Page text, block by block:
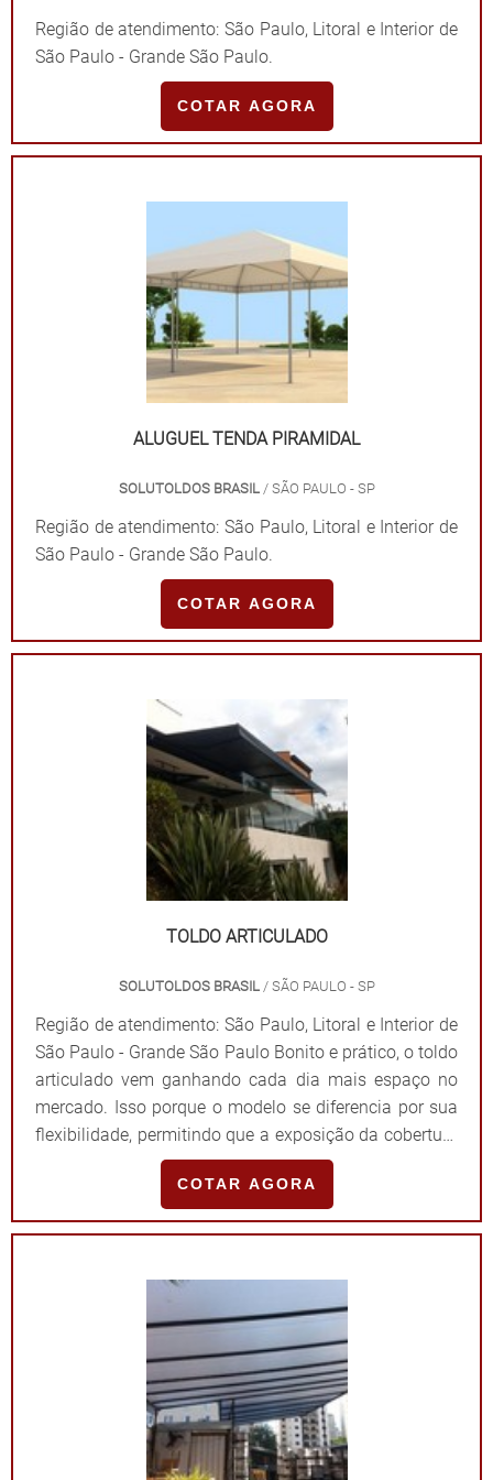
Região de atendimento: São Paulo, Litoral e Interior de
São Paulo - Grande São Paulo.
COTAR AGORA
ALUGUEL TENDA PIRAMIDAL
SOLUTOLDOS BRASIL/ SÃO PAULO - SP
Região de atendimento: São Paulo, Litoral e Interior de
São Paulo - Grande São Paulo.
COTAR AGORA
TOLDO ARTICULADO
SOLUTOLDOS BRASIL/ SÃO PAULO - SP
Região de atendimento: São Paulo, Litoral e Interior de
São Paulo - Grande São Paulo Bonito e prático, o toldo
articulado vem ganhando cada dia mais espaço no
mercado. Isso porque o modelo se diferencia por sua
flexibilidade, permitindo que a exposição da cobertura
seja feita de acordo com a necessidade e,
consequentemente, assegurando que o ambiente seja
utilizado em sua plenitude. DIFERENCIAIS DE UM
automático, os toldos do tipo articulados apresentam
manuseio prático, o que se torna um grande
diferencial para residências, restaurantes, bares,
prédios, dentre outros ambientes. Para isso, é
fundamental que eles sejam desenvolvidos a partir
de/com: Um projeto personalizado; Diferentes
acabamentos; Matérias-primas de boa procedência;
COTAR AGORA